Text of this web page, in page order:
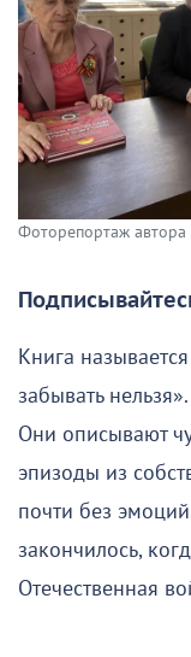
Фоторепортаж автора
Книга
забывать
Они описывают
эпизоды из
почти без
закончилось,
Отечественная